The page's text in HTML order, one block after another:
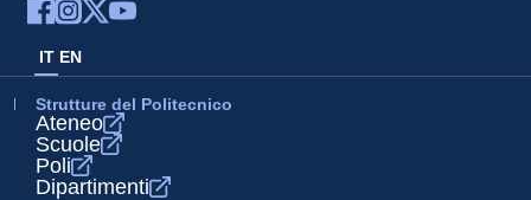
IT EN
Strutture del Politecnico
Ateneo
Scuole
Poli
Dipartimenti